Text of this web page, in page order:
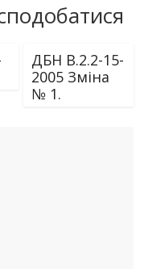
ДБН В.2.2-15-
2005 Зміна
№ 1.